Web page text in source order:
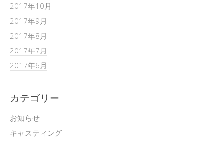
2017年10月
2017年9月
2017年8月
2017年7月
2017年6月
カテゴリー
お知らせ
キャスティング